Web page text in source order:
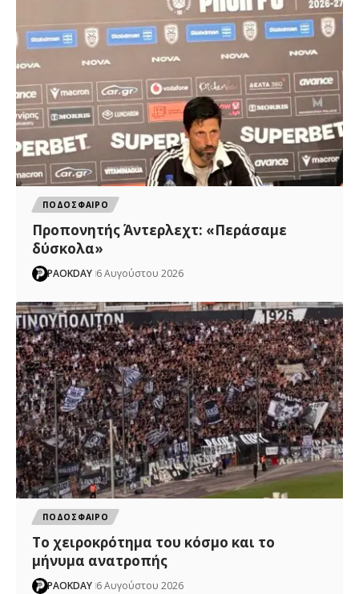
ΠΟΔΟΣΦΑΙΡΟ
Προπονητής Άντερλεχτ: «Περάσαμε
δύσκολα»
PAOKDAY 6 Αυγούστου 2026
ΠΟΔΟΣΦΑΙΡΟ
Το χειροκρότημα του κόσμο και το
μήνυμα ανατροπής
PAOKDAY 6 Αυγούστου 2026